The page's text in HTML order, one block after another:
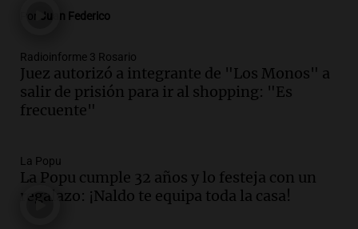
Episodios
Audio.
Fe relativiza el impacto del fallo sobre
jubilaciones en la provincia
Panorama Federal
Episodios
Argentina causa gran alegría en Santa
Fe, confirma el arzobispo Fenoi
Panorama Federal
Juan Federico
Radioinforme 3 Rosario
Juez autorizó a integrante de "Los Monos" a
salir de prisión para ir al shopping: "Es
frecuente"
La Popu
La Popu cumple 32 años y lo festeja con un
regalazo: ¡Naldo te equipa toda la casa!